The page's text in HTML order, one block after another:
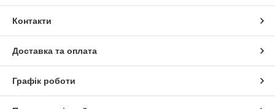
Контакти
Доставка та оплата
Графік роботи